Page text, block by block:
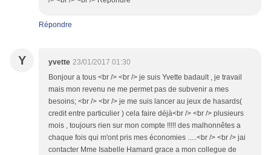
Répondre
Y yvette 23/01/2017 01:30
Bonjour a tous <br /> <br /> je suis Yvette badault , je travail
mais mon revenu ne me permet pas de subvenir a mes
besoins; <br /> <br /> je me suis lancer au jeux de hasards(
credit entre particulier ) cela faire déjà<br /> <br /> plusieurs
mois , toujours rien sur mon compte !!!!! des malhonnêtes a
chaque fois qui m'ont pris mes économies .....<br /> <br /> jai
contacter Mme Isabelle Hamard grace a mon collegue de